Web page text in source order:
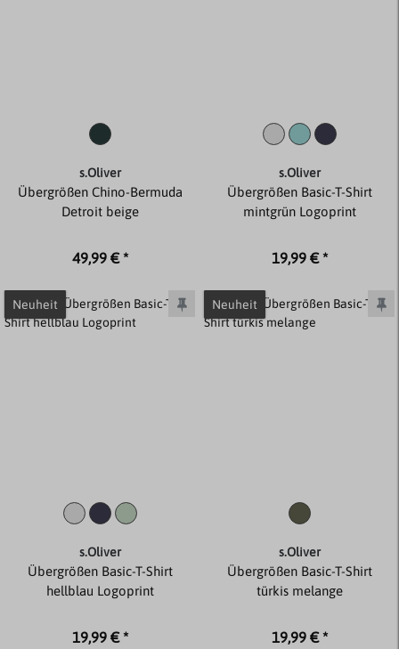
s.Oliver
Übergrößen Chino-Bermuda
Detroit beige
49,99 € *
s.Oliver
Übergrößen Basic-T-Shirt
mintgrün Logoprint
19,99 € *
Neuheit
s.Oliver
Übergrößen Basic-T-Shirt
hellblau Logoprint
19,99 € *
Neuheit
s.Oliver
Übergrößen Basic-T-Shirt
türkis melange
19,99 € *